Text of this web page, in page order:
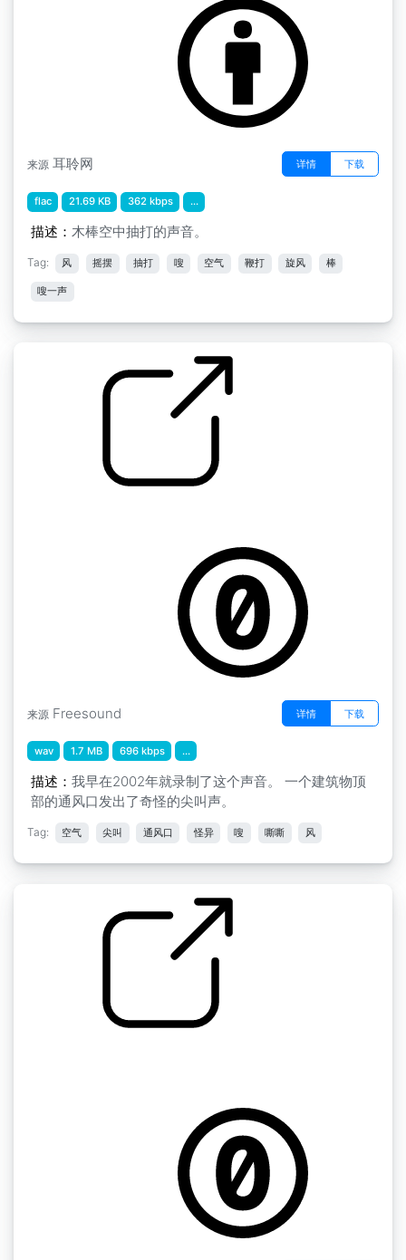
来源 耳聆网 详情 下载
flac 21.69 KB 362 kbps ...
描述： 木棒空中抽打的声音。
Tag: 风 摇摆 抽打 嗖 空气 鞭打 旋风 棒
嗖一声
来源 Freesound 详情 下载
wav 1.7 MB 696 kbps ...
描述： 我早在2002年就录制了这个声音。 一个建筑物顶
部的通风口发出了奇怪的尖叫声。
Tag: 空气 尖叫 通风口 怪异 嗖 嘶嘶 风